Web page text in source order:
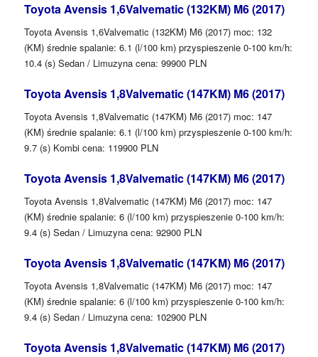
Toyota Avensis 1,6Valvematic (132KM) M6 (2017)
Toyota Avensis 1,6Valvematic (132KM) M6 (2017) moc: 132
(KM) średnie spalanie: 6.1 (l/100 km) przyspieszenie 0-100 km/h:
10.4 (s) Sedan / Limuzyna cena: 99900 PLN
Toyota Avensis 1,8Valvematic (147KM) M6 (2017)
Toyota Avensis 1,8Valvematic (147KM) M6 (2017) moc: 147
(KM) średnie spalanie: 6.1 (l/100 km) przyspieszenie 0-100 km/h:
9.7 (s) Kombi cena: 119900 PLN
Toyota Avensis 1,8Valvematic (147KM) M6 (2017)
Toyota Avensis 1,8Valvematic (147KM) M6 (2017) moc: 147
(KM) średnie spalanie: 6 (l/100 km) przyspieszenie 0-100 km/h:
9.4 (s) Sedan / Limuzyna cena: 92900 PLN
Toyota Avensis 1,8Valvematic (147KM) M6 (2017)
Toyota Avensis 1,8Valvematic (147KM) M6 (2017) moc: 147
(KM) średnie spalanie: 6 (l/100 km) przyspieszenie 0-100 km/h:
9.4 (s) Sedan / Limuzyna cena: 102900 PLN
Toyota Avensis 1,8Valvematic (147KM) M6 (2017)